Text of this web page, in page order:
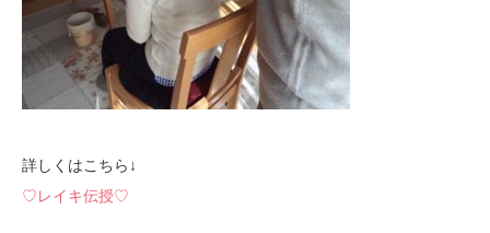
詳しくはこちら↓
♡レイキ伝授♡